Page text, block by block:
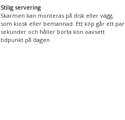
Stilig servering
Skärmen kan monteras på disk eller vägg,
som kiosk eller bemannad. Ett köp går ett par
sekunder och håller borta kön oavsett
tidpunkt på dagen